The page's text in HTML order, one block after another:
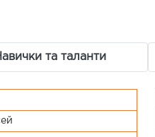
та таланти